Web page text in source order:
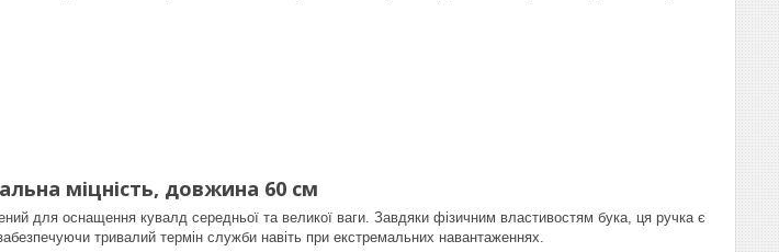
міцність, довжина 60 см
для оснащення кувалд середньої та великої ваги. Завдяки фізичним властивостям бука, ця ручка є
тривалий термін служби навіть при екстремальних навантаженнях.